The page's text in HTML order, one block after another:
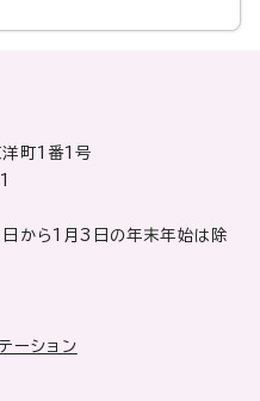
町1番1号
日から1月3日の年末年始は除
ーション